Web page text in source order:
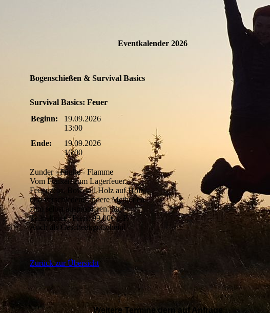
Eventkalender 2026
Bogenschießen & Survival Basics
Survival Basics: Feuer
Beginn:
19.09.2026
13:00
Ende:
19.09.2026
16:00
Zunder - Funke - Flamme
Vom Funken zum Lagerfeuer...
Feuerstein, Bowdrill Holz auf Holz
und verschiedene andere Methoden
zum selbst ausprobieren. 3h,
Teilnehmer / Preis: 99,00€ p.P.
Auch als Geschenkgutschein!
Zurück zur Übersicht
Weitere Termine gern auf Anfrage